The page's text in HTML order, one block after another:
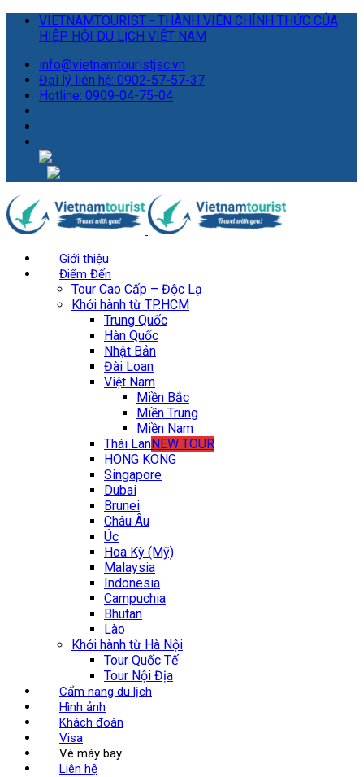
VIETNAMTOURIST - THÀNH VIÊN CHÍNH THỨC CỦA
HIỆP HỘI DU LỊCH VIỆT NAM
info@vietnamtouristjsc.vn
Đại lý liên hệ: 0902-57-57-37
Hotline: 0909-04-75-04
Giới thiệu
Điểm Đến
Tour Cao Cấp – Độc Lạ
Khởi hành từ TP.HCM
Trung Quốc
Hàn Quốc
Nhật Bản
Đài Loan
Việt Nam
Miền Bắc
Miền Trung
Miền Nam
Thái LanNEW TOUR
HONG KONG
Singapore
Dubai
Brunei
Châu Âu
Úc
Hoa Kỳ (Mỹ)
Malaysia
Indonesia
Campuchia
Bhutan
Lào
Khởi hành từ Hà Nội
Tour Quốc Tế
Tour Nội Địa
Cẩm nang du lịch
Hình ảnh
Khách đoàn
Visa
Vé máy bay
Liên hệ